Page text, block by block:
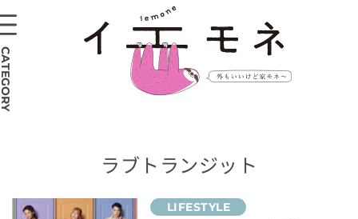
ラブトランジット